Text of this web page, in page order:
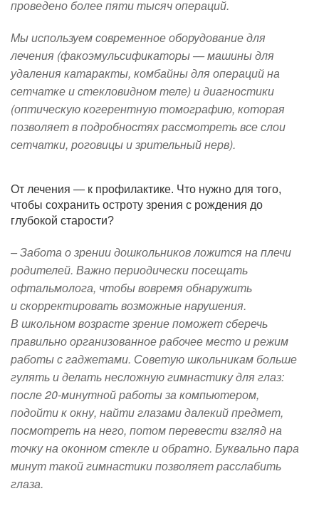
проведено более пяти тысяч операций.
Мы используем современное оборудование для
лечения (факоэмульсификаторы — машины для
удаления катаракты, комбайны для операций на
сетчатке и стекловидном теле) и диагностики
(оптическую когерентную томографию, которая
позволяет в подробностях рассмотреть все слои
сетчатки, роговицы и зрительный нерв).
От лечения — к профилактике. Что нужно для того,
чтобы сохранить остроту зрения с рождения до
глубокой старости?
– Забота о зрении дошкольников ложится на плечи
родителей. Важно периодически посещать
офтальмолога, чтобы вовремя обнаружить
и скорректировать возможные нарушения.
В школьном возрасте зрение поможет сберечь
правильно организованное рабочее место и режим
работы с гаджетами. Советую школьникам больше
гулять и делать несложную гимнастику для глаз:
после 20-минутной работы за компьютером,
подойти к окну, найти глазами далекий предмет,
посмотреть на него, потом перевести взгляд на
точку на оконном стекле и обратно. Буквально пара
минут такой гимнастики позволяет расслабить
глаза.